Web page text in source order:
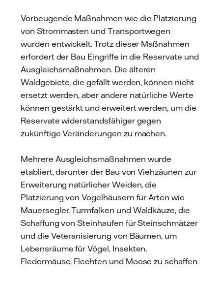
Vorbeugende Maßnahmen wie die Platzierung
von Strommasten und Transportwegen
wurden entwickelt. Trotz dieser Maßnahmen
erfordert der Bau Eingriffe in die Reservate und
Ausgleichsmaßnahmen. Die älteren
Waldgebiete, die gefällt werden, können nicht
ersetzt werden, aber andere natürliche Werte
können gestärkt und erweitert werden, um die
Reservate widerstandsfähiger gegen
zukünftige Veränderungen zu machen.
Mehrere Ausgleichsmaßnahmen wurde
etabliert, darunter der Bau von Viehzäunen zur
Erweiterung natürlicher Weiden, die
Platzierung von Vogelhäusern für Arten wie
Mauersegler, Turmfalken und Waldkäuze, die
Schaffung von Steinhaufen für Steinschmätzer
und die Veteranisierung von Bäumen, um
Lebensräume für Vögel, Insekten,
Fledermäuse, Flechten und Moose zu schaffen.